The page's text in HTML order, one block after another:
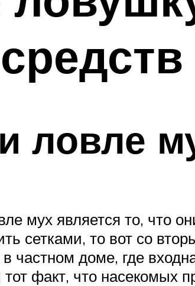
ловле
мух является то, что
сетками, то вот со
частном доме, где
факт, что насекомых